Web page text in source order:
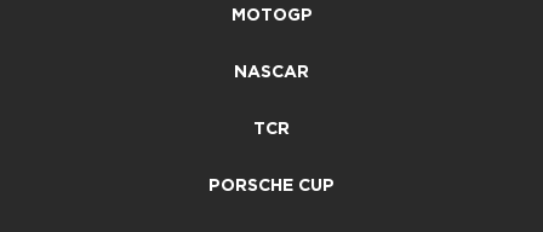
MOTOGP
NASCAR
TCR
PORSCHE CUP